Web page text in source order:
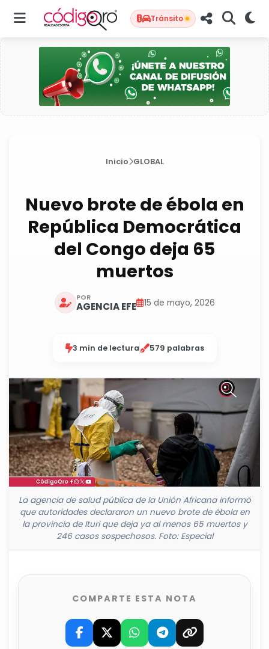
Tránsito
Inicio GLOBAL
Nuevo brote de ébola en
República Democrática
del Congo deja 65
muertos
POR
AGENCIA EFE 15 de mayo, 2026
3 min de lectura 579 palabras
La agencia de salud pública de la Unión Africana informó
que autoridades declararon un nuevo brote de ébola en
la provincia de Ituri que deja ya al menos 65 muertos y
246 casos sospechosos. Foto: Especial
COMPARTE ESTA NOTA